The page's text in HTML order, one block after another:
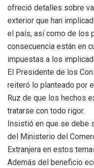
ofreció detalles sobre
exterior que han
el país, así como de los
consecuencia están en
impuestas a los
El Presidente de los
reiteró lo planteado por
Ruz de que los hechos
tratarse con todo rigor.
Insistió en que se debe
del Ministerio del
Extranjera en estos
Además del beneficio